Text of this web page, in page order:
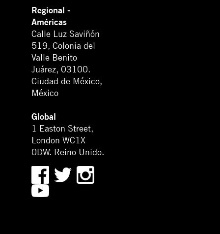
Regional -
Américas
Calle Luz Saviñón
519, Colonia del
Valle Benito
Juárez, 03100.
Ciudad de México,
México
Global
1 Easton Street,
London WC1X
0DW. Reino Unido.